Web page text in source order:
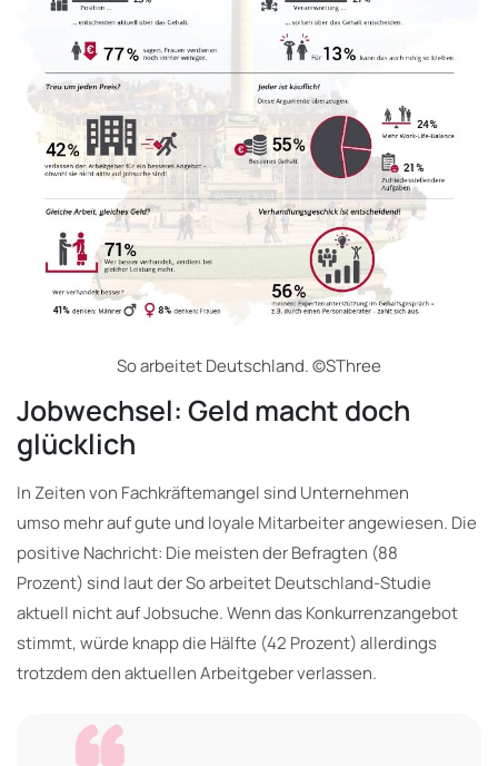
So arbeitet Deutschland. ©SThree
Jobwechsel: Geld macht doch
glücklich
In Zeiten von Fachkräftemangel sind Unternehmen
umso mehr auf gute und loyale Mitarbeiter angewiesen. Die
positive Nachricht: Die meisten der Befragten (88
Prozent) sind laut der So arbeitet Deutschland-Studie
aktuell nicht auf Jobsuche. Wenn das Konkurrenzangebot
stimmt, würde knapp die Hälfte (42 Prozent) allerdings
trotzdem den aktuellen Arbeitgeber verlassen.